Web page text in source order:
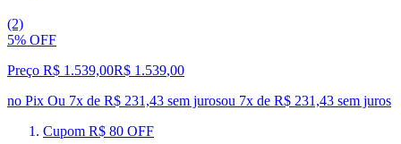
(2)
5% OFF
Preço R$ 1.539,00R$ 1.539,00
no Pix Ou 7x de R$ 231,43 sem jurosou 7x de R$ 231,43 sem juros
Cupom R$ 80 OFF